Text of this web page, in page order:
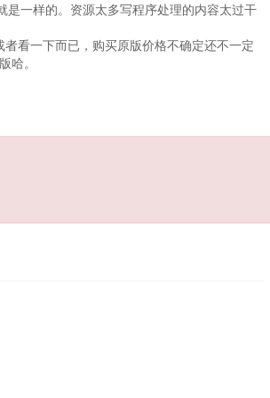
一样的。资源太多写程序处理的内容太过干
看一下而已，购买原版价格不确定还不一定
哈。